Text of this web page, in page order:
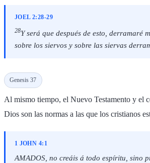
JOEL 2:28-29
28Y será que después de esto, derramaré
sobre los siervos y sobre las siervas
Genesis 37
Al mismo tiempo, el Nuevo Testamento y el
Dios son las normas a las que los cristianos
1 JOHN 4:1
AMADOS, no creáis á todo espíritu, sino